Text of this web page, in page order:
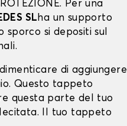
Per una
SLha un supporto
si depositi sul
di aggiungere
Questo tappeto
questa parte del tuo
Il tuo tappeto